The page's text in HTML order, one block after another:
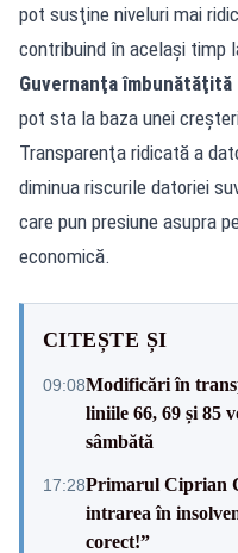
pot susţine niveluri mai
contribuind în acelaşi timp
Guvernanţa
pot sta la baza unei
Transparenţa ridicată a
diminua riscurile datoriei
care pun presiune asupra
economică.
CITEȘTE ȘI
09:08Modificări în
liniile 66, 69 și 85
sâmbătă
17:28Primarul Ciprian
intrarea în
corect!”